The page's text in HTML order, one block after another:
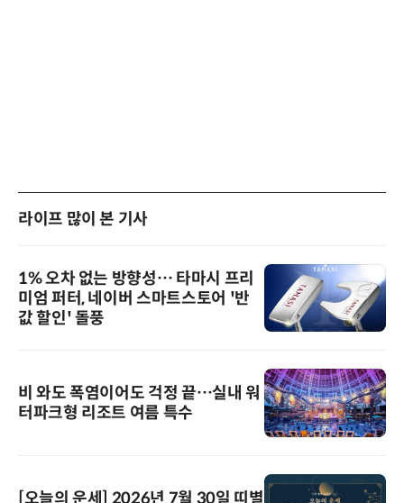
라이프 많이 본 기사
1% 오차 없는 방향성… 타마시 프리
미엄 퍼터, 네이버 스마트스토어 '반
값 할인' 돌풍
비 와도 폭염이어도 걱정 끝…실내 워
터파크형 리조트 여름 특수
[오늘의 운세] 2026년 7월 30일 띠별